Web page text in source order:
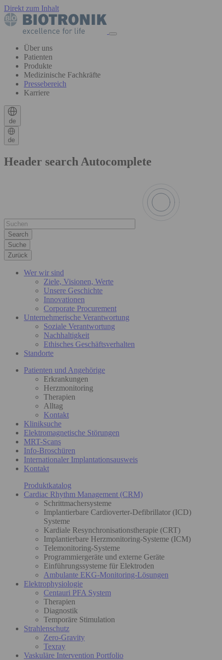
Direkt zum Inhalt
Über uns
Patienten
Produkte
Medizinische Fachkräfte
Pressebereich
Karriere
de
de
Header search Autocomplete
Suche
Zurück
Wer wir sind
Ziele, Visionen, Werte
Unsere Geschichte
Innovationen
Corporate Procurement
Unternehmerische Verantwortung
Soziale Verantwortung
Nachhaltigkeit
Ethisches Geschäftsverhalten
Standorte
Patienten und Angehörige
Erkrankungen
Herzmonitoring
Therapien
Alltag
Kontakt
Kliniksuche
Elektromagnetische Störungen
MRT-Scans
Info-Broschüren
Internationaler Implantationsausweis
Kontakt
Produktkatalog
Cardiac Rhythm Management (CRM)
Schrittmachersysteme
Implantierbare Cardioverter-Defibrillator (ICD)
Systeme
Kardiale Resynchronisationstherapie (CRT)
Implantierbare Herzmonitoring-Systeme (ICM)
Telemonitoring-Systeme
Programmiergeräte und externe Geräte
Einführungssysteme für Elektroden
Ambulante EKG-Monitoring-Lösungen
Elektrophysiologie
Centauri PFA System
Therapien
Diagnostik
Temporäre Stimulation
Strahlenschutz
Zero-Gravity
Texray
Vaskuläre Intervention Portfolio